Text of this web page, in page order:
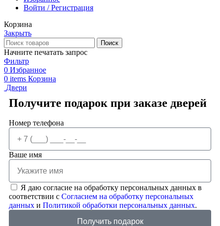
Войти / Регистрация
Корзина
Закрыть
Поиск
Начните печатать запрос
Фильтр
0 Избранное
0 items Корзина
Двери
Получите подарок при заказе дверей
Номер телефона
Ваше имя
Я даю согласие на обработку персональных данных в
соответствии с Согласием на обработку персональных
данных и Политикой обработки персональных данных.
Получить подарок